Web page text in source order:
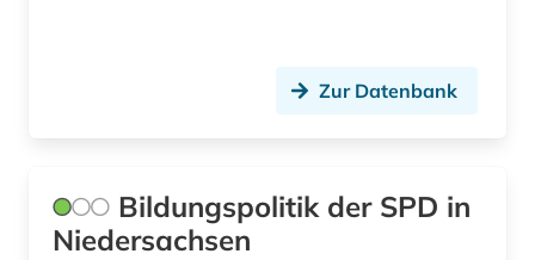
Zur Datenbank
Bildungspolitik der SPD in
Niedersachsen